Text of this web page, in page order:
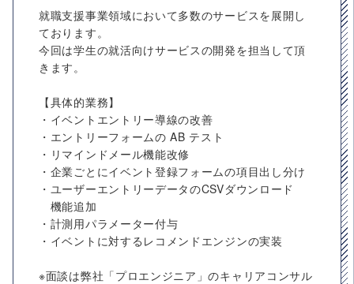
就職支援事業領域において多数のサービスを展開し
ております。
今回は学生の就活向けサービスの開発を担当して頂
きます。
【具体的業務】
・イベントエントリー導線の改善
・エントリーフォームの AB テスト
・リマインドメール機能改修
・企業ごとにイベント登録フォームの項目出し分け
・ユーザーエントリーデータのCSVダウンロード
機能追加
・計測用パラメーター付与
・イベントに対するレコメンドエンジンの実装
※面談は弊社「プロエンジニア」のキャリアコンサル